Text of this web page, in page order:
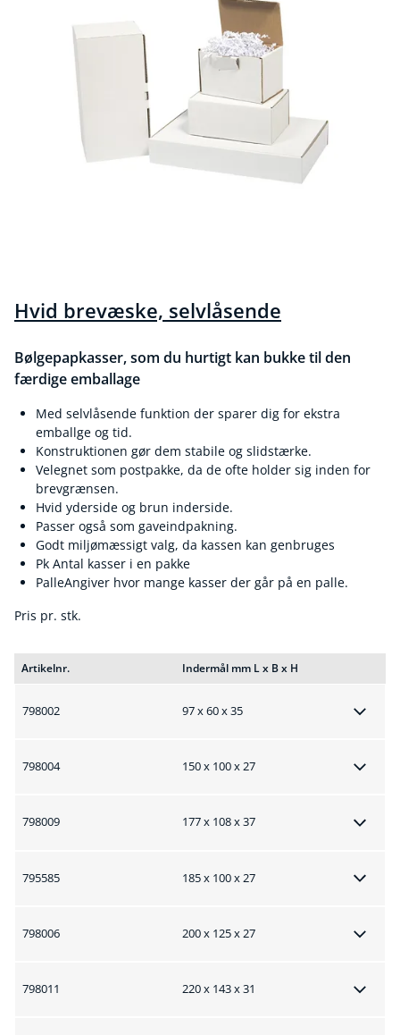
Hvid brevæske, selvlåsende
Bølgepapkasser, som du hurtigt kan bukke til den
færdige emballage
Med selvlåsende funktion der sparer dig for ekstra
emballge og tid.
Konstruktionen gør dem stabile og slidstærke.
Velegnet som postpakke, da de ofte holder sig inden for
brevgrænsen.
Hvid yderside og brun inderside.
Passer også som gaveindpakning.
Godt miljømæssigt valg, da kassen kan genbruges
Pk Antal kasser i en pakke
PalleAngiver hvor mange kasser der går på en palle.
Pris pr. stk.
Artikelnr. Indermål mm L x B x H
798002 97 x 60 x 35
798004 150 x 100 x 27
798009 177 x 108 x 37
795585 185 x 100 x 27
798006 200 x 125 x 27
798011 220 x 143 x 31